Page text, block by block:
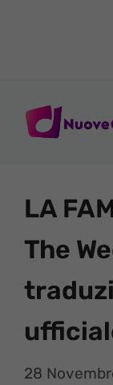
LA
The
28